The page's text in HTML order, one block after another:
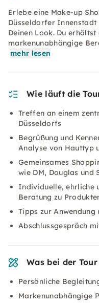
Erlebe eine Make-up
Düsseldorfer
Deinen Look. Du
markenunabhängige
mehr lesen
Wie läuft die
Treffen an einem
Düsseldorfs
Begrüßung und
Analyse von Hauttyp
Gemeinsames
wie DM, Douglas und
Individuelle, ehrliche
Beratung zu
Tipps zur
Abschlussgespräch
Was bei der
Persönliche
Markenunabhängige